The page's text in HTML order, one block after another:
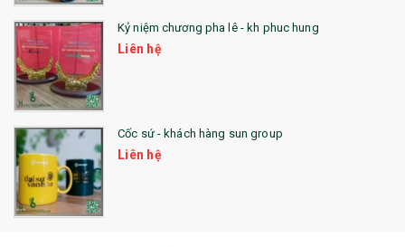
26. QUÀ TẶNG LUMINARC
28. BỘ ĐỒ ĂN CAO CẤP
29. MÓC KHOÁ
31. TÚI VẢI KHÔNG DỆT
32. TÚI VẢI BỐ
33. MŨ LƯỠI TRAI
Kỷ niệm chương pha lê - kh phuc hung
Liên hệ
Cốc sứ - khách hàng sun group
Liên hệ